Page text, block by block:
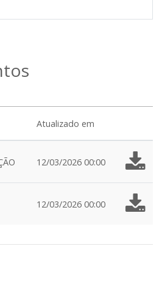
Atualizado em
12/03/2026 00:00
12/03/2026 00:00